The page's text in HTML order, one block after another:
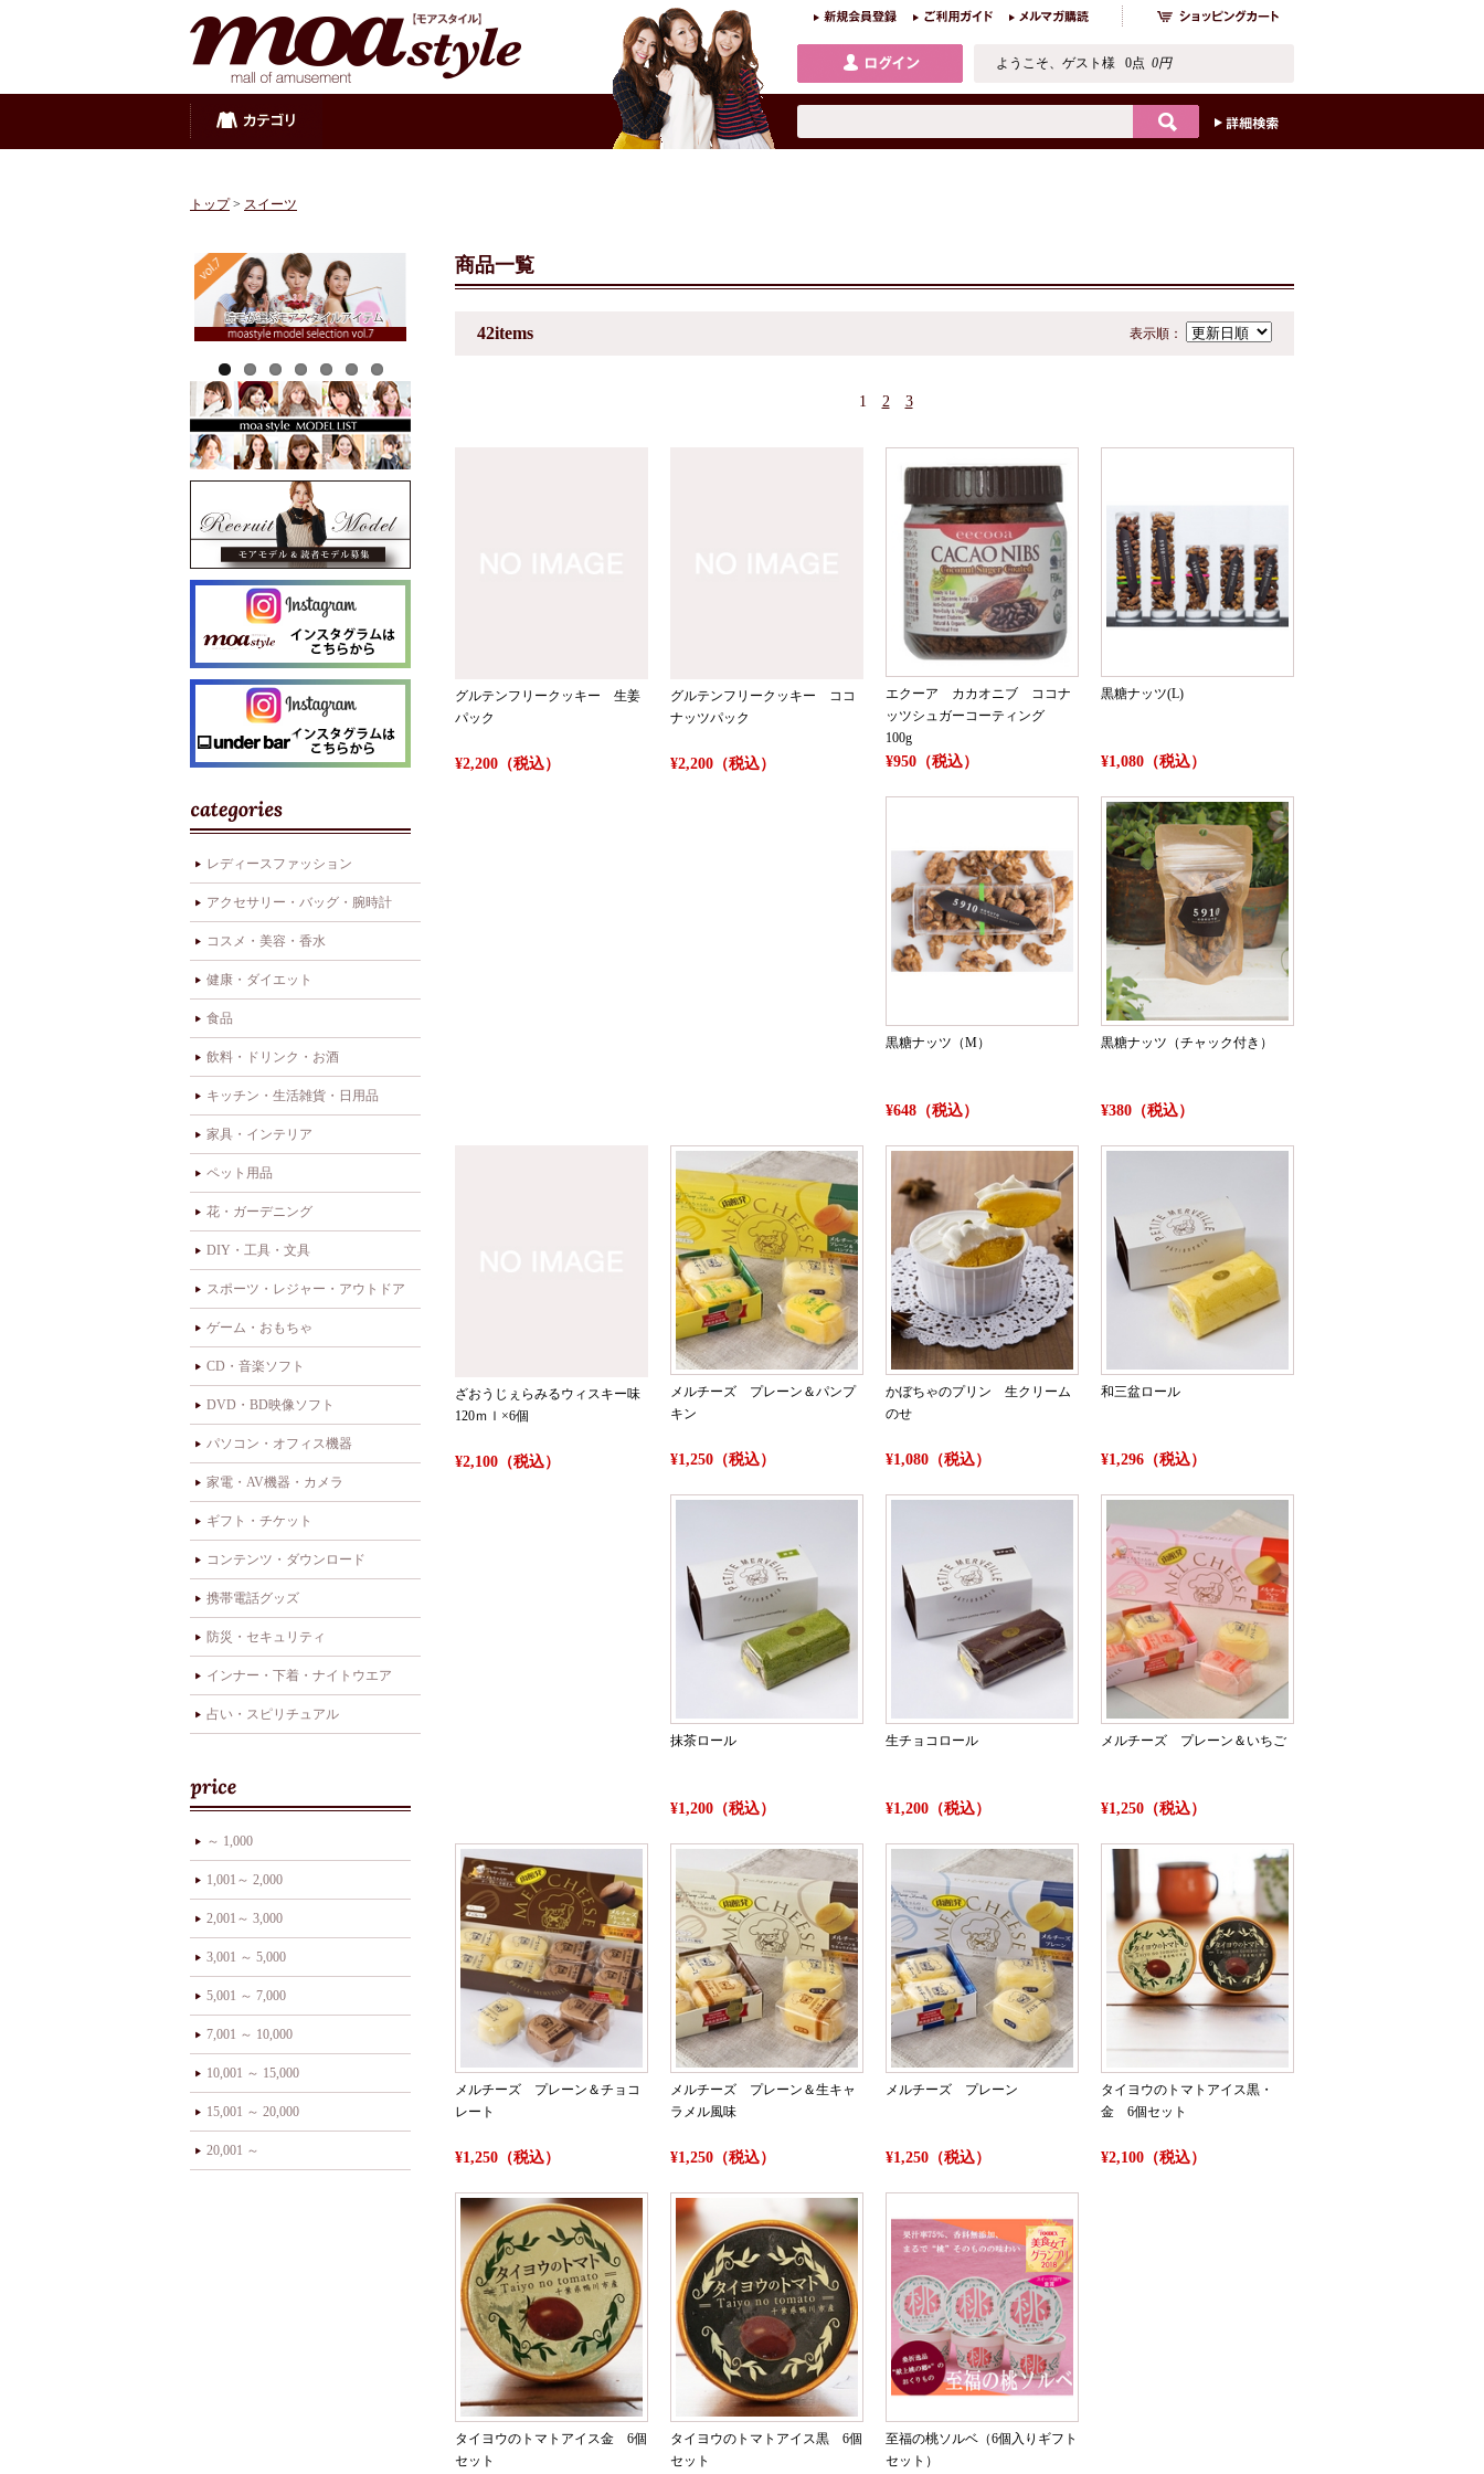
ようこそ、ゲスト様 0点 0円
トップ> スイーツ
商品一覧
42items 表示順：
1 2 3
グルテンフリークッキー 生姜
パック
¥2,200（税込）
グルテンフリークッキー ココ
ナッツパック
¥2,200（税込）
エクーア カカオニブ ココナ
ッツシュガーコーティング
100g
¥950（税込）
黒糖ナッツ(L)
¥1,080（税込）
黒糖ナッツ（M）
¥648（税込）
黒糖ナッツ（チャック付き）
¥380（税込）
ざおうじぇらみるウィスキー味
120ｍｌ×6個
¥2,100（税込）
メルチーズ プレーン＆パンプ
キン
¥1,250（税込）
かぼちゃのプリン 生クリーム
のせ
¥1,080（税込）
和三盆ロール
¥1,296（税込）
抹茶ロール
¥1,200（税込）
生チョコロール
¥1,200（税込）
メルチーズ プレーン＆いちご
¥1,250（税込）
メルチーズ プレーン＆チョコ
レート
¥1,250（税込）
メルチーズ プレーン＆生キャ
ラメル風味
¥1,250（税込）
メルチーズ プレーン
¥1,250（税込）
タイヨウのトマトアイス黒・
金 6個セット
¥2,100（税込）
タイヨウのトマトアイス金 6個
セット
タイヨウのトマトアイス黒 6個
セット
至福の桃ソルベ（6個入りギフト
セット）
レディースファッション
アクセサリー・バッグ・腕時計
コスメ・美容・香水
健康・ダイエット
食品
飲料・ドリンク・お酒
キッチン・生活雑貨・日用品
家具・インテリア
ペット用品
花・ガーデニング
DIY・工具・文具
スポーツ・レジャー・アウトドア
ゲーム・おもちゃ
CD・音楽ソフト
DVD・BD映像ソフト
パソコン・オフィス機器
家電・AV機器・カメラ
ギフト・チケット
コンテンツ・ダウンロード
携帯電話グッズ
防災・セキュリティ
インナー・下着・ナイトウエア
占い・スピリチュアル
～ 1,000
1,001～ 2,000
2,001～ 3,000
3,001 ～ 5,000
5,001 ～ 7,000
7,001 ～ 10,000
10,001 ～ 15,000
15,001 ～ 20,000
20,001 ～